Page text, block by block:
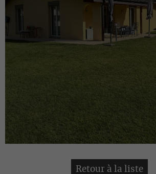
Retour à la liste